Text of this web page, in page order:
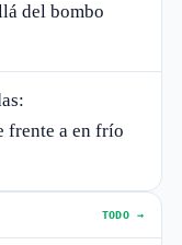
del bombo
frente a en frío
TODO →